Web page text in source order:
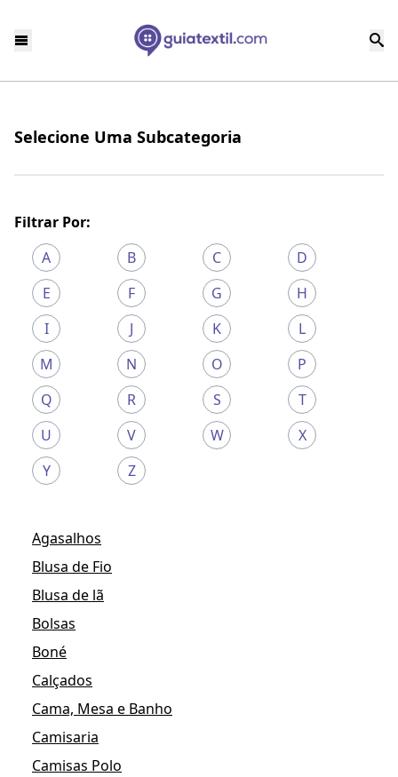
Selecione Uma Subcategoria
Filtrar Por:
A
B C
D
E
F G
H
I
J K
L
M
N O
P
Q
R S
T
U
V W
X
Y
Z
Agasalhos
Blusa de Fio
Blusa de lã
Bolsas
Boné
Calçados
Cama, Mesa e Banho
Camisaria
Camisas Polo